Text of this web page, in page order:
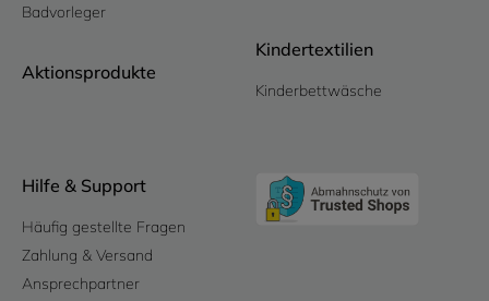
Badvorleger
Aktionsprodukte
Kindertextilien
Kinderbettwäsche
Hilfe & Support
Häufig gestellte Fragen
Zahlung & Versand
Ansprechpartner